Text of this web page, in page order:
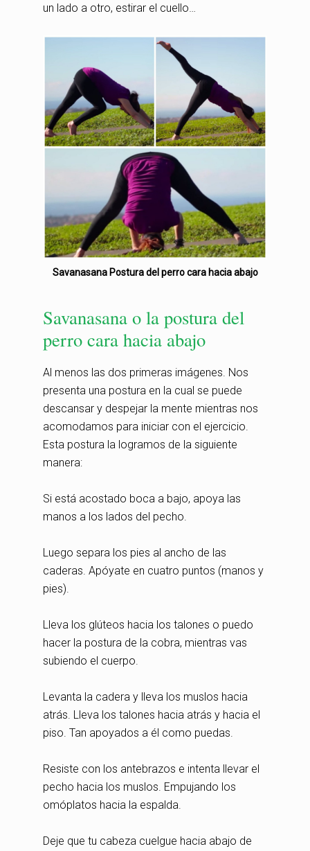
un lado a otro, estirar el cuello…
Savanasana Postura del perro cara hacia abajo
Savanasana o la postura del
perro cara hacia abajo
Al menos las dos primeras imágenes. Nos
presenta una postura en la cual se puede
descansar y despejar la mente mientras nos
acomodamos para iniciar con el ejercicio.
Esta postura la logramos de la siguiente
manera:
Si está acostado boca a bajo, apoya las
manos a los lados del pecho.
Luego separa los pies al ancho de las
caderas. Apóyate en cuatro puntos (manos y
pies).
Lleva los glúteos hacia los talones o puedo
hacer la postura de la cobra, mientras vas
subiendo el cuerpo.
Levanta la cadera y lleva los muslos hacia
atrás. Lleva los talones hacia atrás y hacia el
piso. Tan apoyados a él como puedas.
Resiste con los antebrazos e intenta llevar el
pecho hacia los muslos. Empujando los
omóplatos hacia la espalda.
Deje que tu cabeza cuelgue hacia abajo de